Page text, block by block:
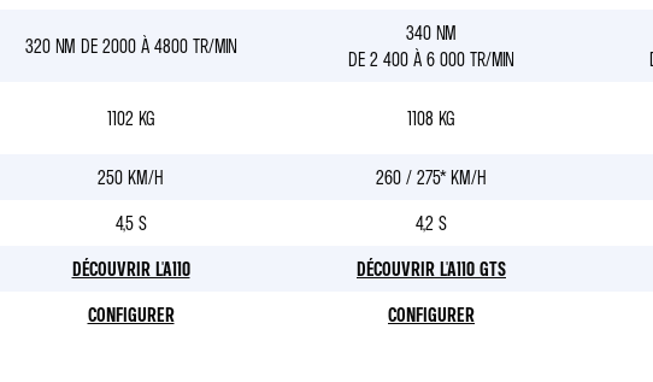
320 NM DE 2000 À 4800 TR/MIN
340 NM
DE 2 400 À 6 000 TR/MIN
1102 KG 1108 KG
250 KM/H 260 / 275* KM/H
4,5 S 4,2 S
DÉCOUVRIR L'A110
DÉCOUVRIR L'A110 GTS
CONFIGURER
CONFIGURER